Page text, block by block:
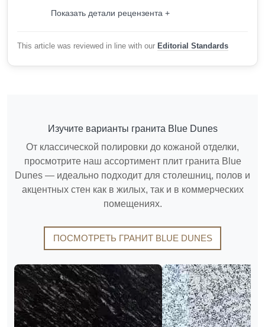
Показать детали рецензента +
This article was reviewed in line with our Editorial Standards
Изучите варианты гранита Blue Dunes
От классической полировки до кожаной отделки,
просмотрите наш ассортимент плит гранита Blue
Dunes — идеально подходит для столешниц, полов и
акцентных стен как в жилых, так и в коммерческих
помещениях.
ПОСМОТРЕТЬ ГРАНИТ BLUE DUNES